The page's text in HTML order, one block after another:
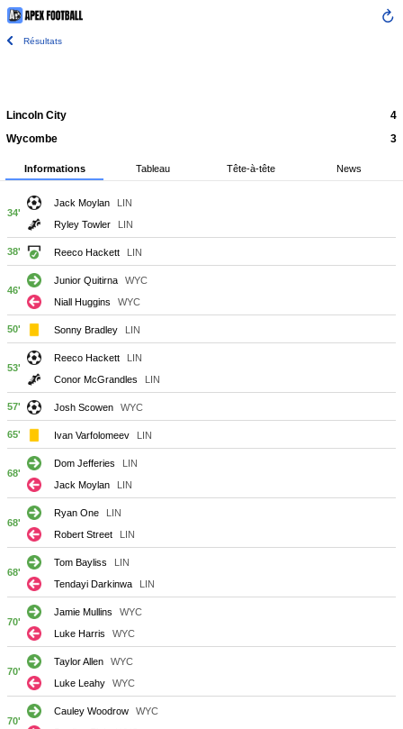
Résultats
Lincoln City
4
Wycombe
3
Informations Tableau Tête-à-tête News
34'
Jack Moylan
LIN
Ryley Towler
LIN
38' Reeco Hackett LIN
46'
Junior Quitirna
WYC
Niall Huggins
WYC
50' Sonny Bradley LIN
53'
Reeco Hackett
LIN
Conor McGrandles
LIN
57' Josh Scowen WYC
65' Ivan Varfolomeev LIN
68'
Dom Jefferies
LIN
Jack Moylan
LIN
68'
Ryan One
LIN
Robert Street
LIN
68'
Tom Bayliss
LIN
Tendayi Darkinwa
LIN
70'
Jamie Mullins
WYC
Luke Harris
WYC
70'
Taylor Allen
WYC
Luke Leahy
WYC
70'
Cauley Woodrow
WYC